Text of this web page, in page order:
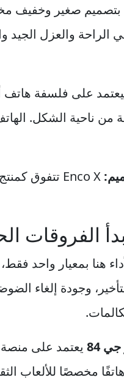
بتصميم صغير وخفيف
الراحة والعزل الجيد
على فلسفة هاتف
من ناحية الشكل.
الفروقات
هنا بمعيار واحد
وجودة
84
يعتمد على منصة
مخصصًا للألعاب